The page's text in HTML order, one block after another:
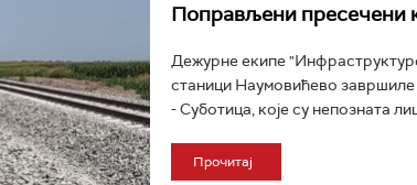
Поправљени пресечени
Дежурне екипе
станици Наумовићево завршиле
- Суботица, које су непозната
Прочитај